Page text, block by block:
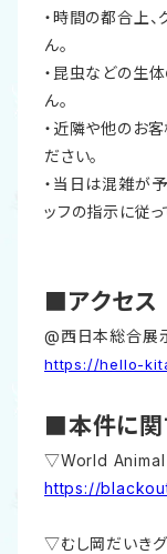
・時間の都合上
ん。
・昆虫などの生
ん。
・近隣や他のお
ださい。
・当日は混雑が
ッフの指示に従っ
■アクセス
@西日本総合展
https://hello-
■本件に関
▽World Animal
https://
▽むし岡だいきグ